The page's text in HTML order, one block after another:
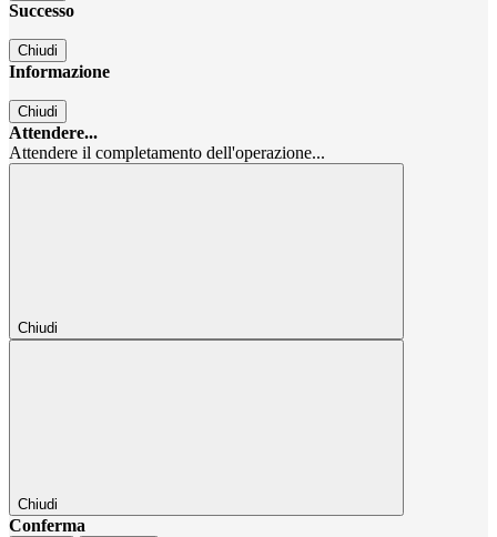
Successo
Chiudi
Informazione
Chiudi
Attendere...
Attendere il completamento dell'operazione...
Chiudi
Chiudi
Conferma